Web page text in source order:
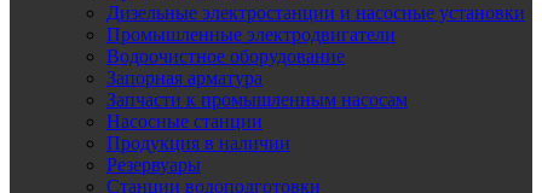
Дизельные электростанции и насосные установки
Промышленные электродвигатели
Водоочистное оборудование
Запорная арматура
Запчасти к промышленным насосам
Насосные станции
Продукция в наличии
Резервуары
Станции водоподготовки